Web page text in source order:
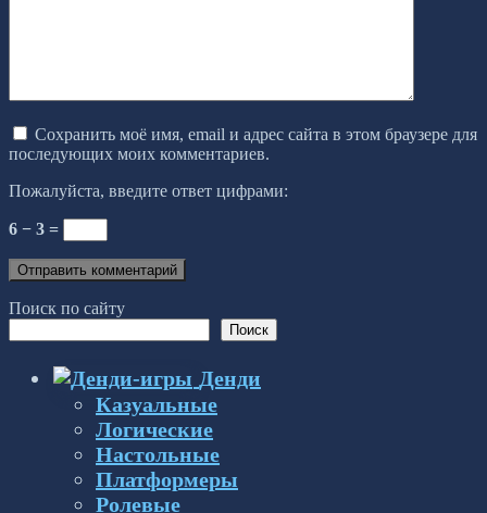
Сохранить моё имя, email и адрес сайта в этом браузере для
последующих моих комментариев.
Пожалуйста, введите ответ цифрами:
6 − 3 =
Поиск по сайту
Поиск
Денди
Казуальные
Логические
Настольные
Платформеры
Ролевые